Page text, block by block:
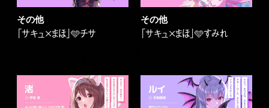
その他
「サキュ×まほ」🩵チサ
その他
「サキュ×まほ」🩵すみれ